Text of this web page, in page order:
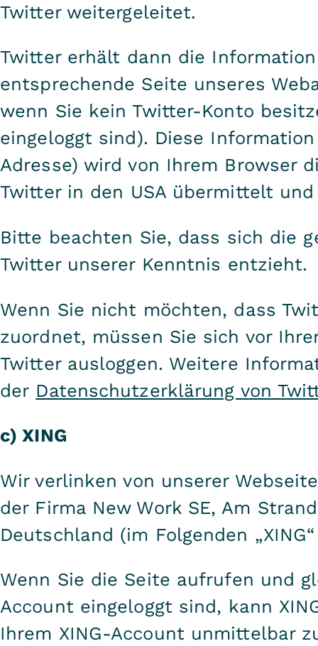
Twitter weitergeleitet.
Twitter erhält dann die
entsprechende Seite unseres
wenn Sie kein Twitter-Konto
eingeloggt sind). Diese
Adresse) wird von Ihrem Browser
Twitter in den USA übermittelt
Bitte beachten Sie, dass sich die
Twitter unserer Kenntnis entzieht.
Wenn Sie nicht möchten, dass
zuordnet, müssen Sie sich vor
Twitter ausloggen. Weitere
der Datenschutzerklärung von
c) XING
Wir verlinken von unserer
der Firma New Work SE, Am
Deutschland (im Folgenden
Wenn Sie die Seite aufrufen und
Account eingeloggt sind, kann
Ihrem XING-Account unmittelbar